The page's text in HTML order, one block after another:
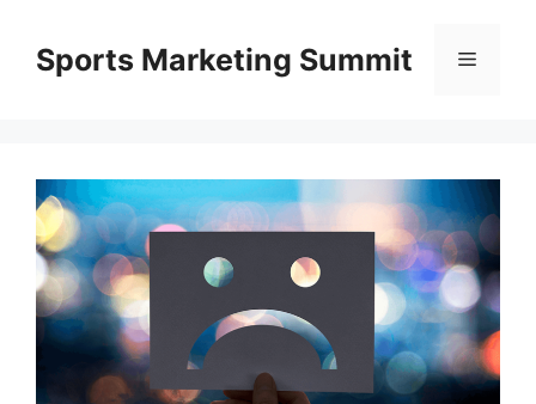
tartalomba
Sports Marketing Summit Menü